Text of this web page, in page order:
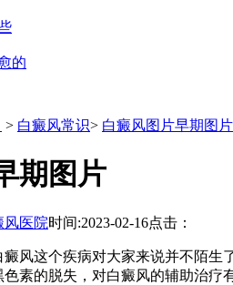
的
> 白癜风常识> 白癜风图片早期图片
期图片
风医院时间:2023-02-16点击：
风这个疾病对大家来说并不陌
素的脱失，对白癜风的辅助治疗